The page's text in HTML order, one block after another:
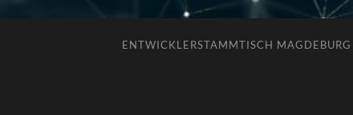
ENTWICKLERSTAMMTISCH MAGDEBURG